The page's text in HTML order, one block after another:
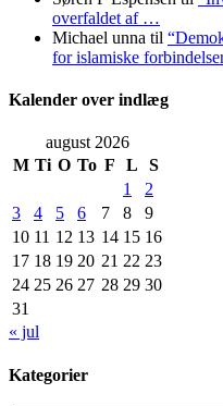
overfaldet af …
Michael unna til
for islamiske
Kalender over indlæg
august 2026
M Ti O To F L
S
1
2
3
4 5 6 7 8
9
10 11 12 13 14 15 16
17 18 19 20 21 22 23
24 25 26 27 28 29 30
31
« jul
Kategorier